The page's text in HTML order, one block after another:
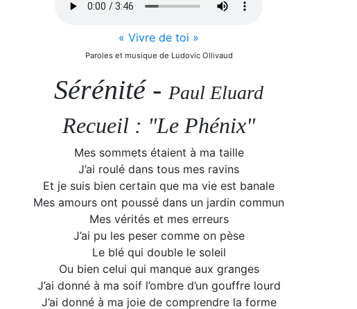
« Vivre de toi »
Paroles et musique de Ludovic Ollivaud
Sérénité - Paul Eluard
Recueil : "Le Phénix"
Mes sommets étaient à ma taille
J’ai roulé dans tous mes ravins
Et je suis bien certain que ma vie est banale
Mes amours ont poussé dans un jardin commun
Mes vérités et mes erreurs
J’ai pu les peser comme on pèse
Le blé qui double le soleil
Ou bien celui qui manque aux granges
J’ai donné à ma soif l’ombre d’un gouffre lourd
J’ai donné à ma joie de comprendre la forme